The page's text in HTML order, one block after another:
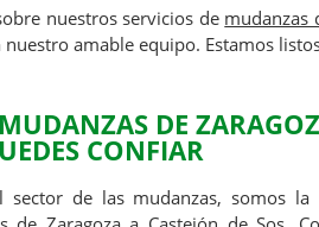
nuestros servicios de mudanzas
amable equipo. Estamos
DE
CONFIAR
sector de las mudanzas, somos